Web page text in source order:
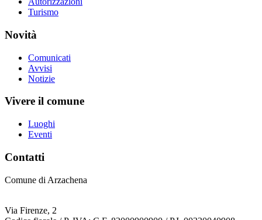
Turismo
Novità
Comunicati
Avvisi
Notizie
Vivere il comune
Luoghi
Eventi
Contatti
Comune di Arzachena
Via Firenze, 2